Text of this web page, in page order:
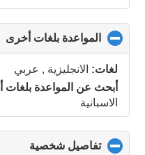
المواعدة بلغات أخرى
لغات: الانجليزية , عربي
أبحث عن المواعدة بلغات
الاسبانية
تفاصيل شخصية